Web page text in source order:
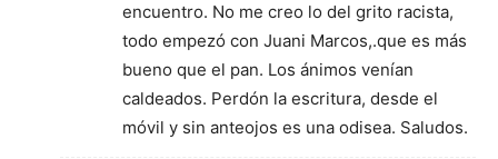
encuentro. No me creo lo del grito racista,
todo empezó con Juani Marcos,.que es más
bueno que el pan. Los ánimos venían
caldeados. Perdón la escritura, desde el
móvil y sin anteojos es una odisea. Saludos.